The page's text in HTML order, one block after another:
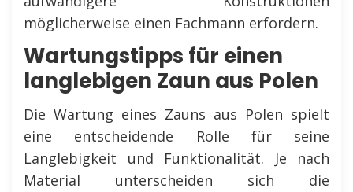
möglicherweise einen Fachmann erfordern.
Wartungstipps für einen
langlebigen Zaun aus Polen
Die Wartung eines Zauns aus Polen spielt
eine entscheidende Rolle für seine
Langlebigkeit und Funktionalität. Je nach
Material unterscheiden sich die